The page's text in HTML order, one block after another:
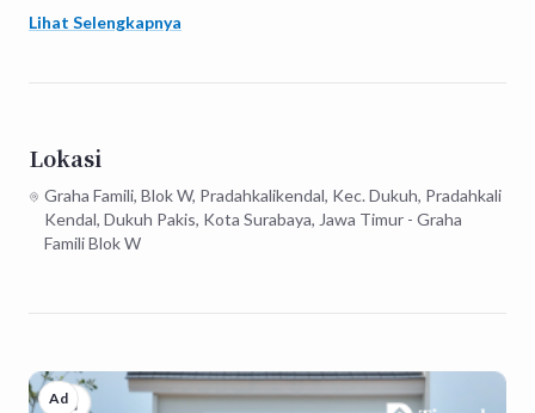
2 bath rooms
View Golf view
Lihat Selengkapnya
Lokasi
Graha Famili, Blok W, Pradahkalikendal, Kec. Dukuh, Pradahkali
Kendal, Dukuh Pakis, Kota Surabaya, Jawa Timur - Graha
Famili Blok W
Ad